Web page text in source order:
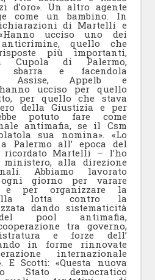
d’oro». Un altro agente
come un bambino. In
di Martelli e
ucciso uno dei
quello che
più importanti,
Cupola di Palermo,
sbarra e facendola
Assise, Appelb e
hanno ucciso per quello
per quello che stava
della Giustizia e per
potuto fare come
antimafia, se il Csm
sua nomina». «Lo
Palermo all’ epoca del
ricordato Martelli – l’ho
alla direzione
Abbiamo lavorato
giorno per varare
per organizzare la
lotta contro la
dando sistematicità
del pool antimafia,
tra governo,
e forze dell’
in forme rinnovate
internazionale
Scotti: «Questa nuova
Stato democratico